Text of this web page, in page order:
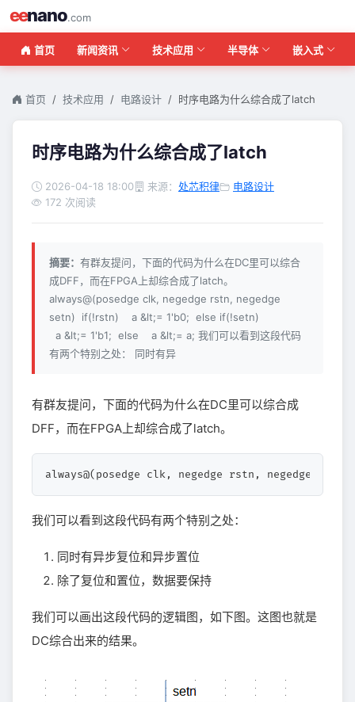
eenano.com
首页 新闻资讯 技术应用 半导体 嵌入式
首页 技术应用 电路设计 时序电路为什么综合成了latch
时序电路为什么综合成了latch
2026-04-18 18:00 来源： 处芯积律
电路设计
172 次阅读
摘要： 有群友提问，下面的代码为什么在DC里可以综合
成DFF，而在FPGA上却综合成了latch。
always@(posedge clk, negedge rstn, negedge
setn) if(!rstn) a &lt;= 1'b0; else if(!setn)
a &lt;= 1'b1; else a &lt;= a; 我们可以看到这段代码
有两个特别之处： 同时有异
有群友提问，下面的代码为什么在DC里可以综合成
DFF，而在FPGA上却综合成了latch。
always@(posedge clk, negedge rstn, negedge
我们可以看到这段代码有两个特别之处：
同时有异步复位和异步置位
除了复位和置位，数据要保持
我们可以画出这段代码的逻辑图，如下图。这图也就是
DC综合出来的结果。